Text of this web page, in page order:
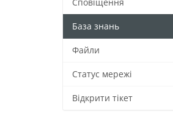
Сповіщення
База знань
Файли
Статус мережі
Відкрити тікет